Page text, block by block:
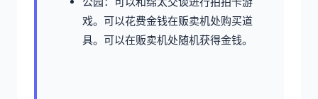
戏。可以花费金钱在贩卖机处购买道
具。可以在贩卖机处随机获得金钱。